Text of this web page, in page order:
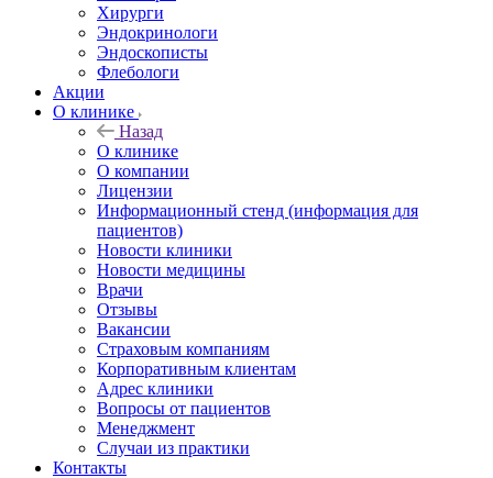
Хирурги
Эндокринологи
Эндоскописты
Флебологи
Акции
О клинике
Назад
О клинике
О компании
Лицензии
Информационный стенд (информация для
пациентов)
Новости клиники
Новости медицины
Врачи
Отзывы
Вакансии
Страховым компаниям
Корпоративным клиентам
Адрес клиники
Вопросы от пациентов
Менеджмент
Случаи из практики
Контакты